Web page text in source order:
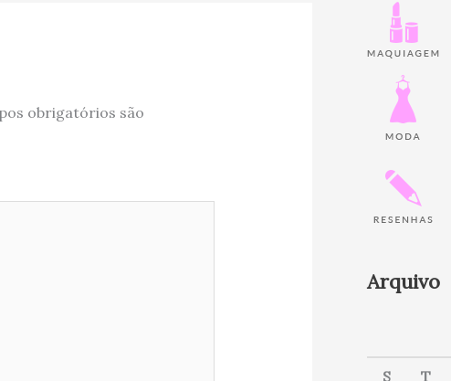
obrigatórios são
Arquivo
S T